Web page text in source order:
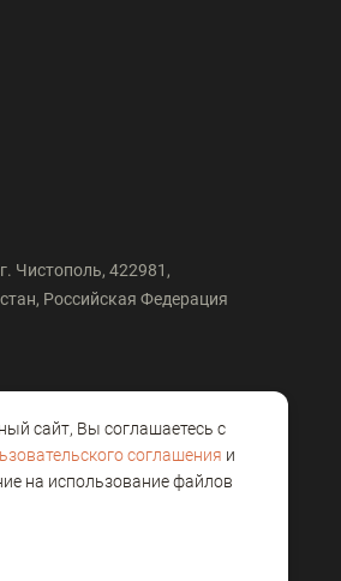
г. Чистополь, 422981,
Российская Федерация
сайт, Вы соглашаетесь с
соглашения и
на использование файлов